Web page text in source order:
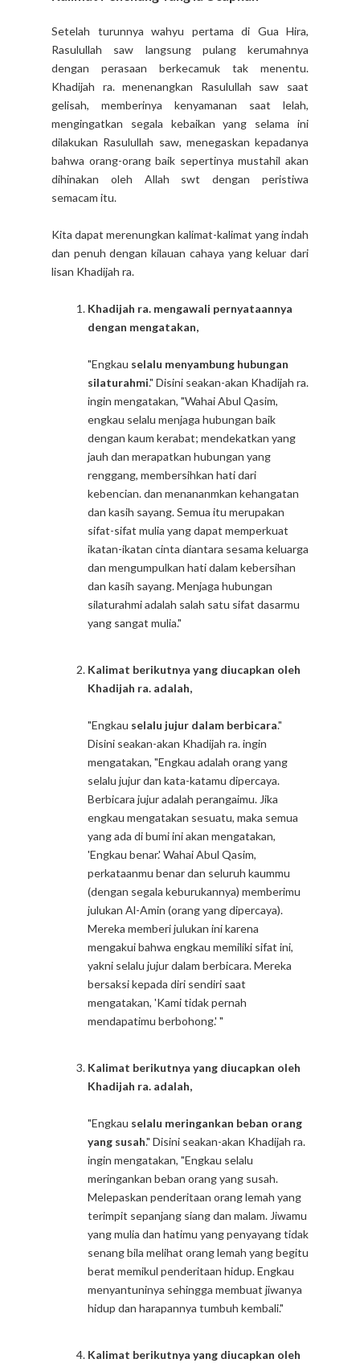
Setelah turunnya wahyu pertama di Gua Hira,
Rasulullah saw langsung pulang kerumahnya
dengan perasaan berkecamuk tak menentu.
Khadijah ra. menenangkan Rasulullah saw saat
gelisah, memberinya kenyamanan saat lelah,
mengingatkan segala kebaikan yang selama ini
dilakukan Rasulullah saw, menegaskan kepadanya
bahwa orang-orang baik sepertinya mustahil akan
dihinakan oleh Allah swt dengan peristiwa
semacam itu.
Kita dapat merenungkan kalimat-kalimat yang indah
dan penuh dengan kilauan cahaya yang keluar dari
lisan Khadijah ra.
Khadijah ra. mengawali pernyataannya
dengan mengatakan,
"Engkau selalu menyambung hubungan
silaturahmi." Disini seakan-akan Khadijah ra.
ingin mengatakan, "Wahai Abul Qasim,
engkau selalu menjaga hubungan baik
dengan kaum kerabat; mendekatkan yang
jauh dan merapatkan hubungan yang
renggang, membersihkan hati dari
kebencian. dan menananmkan kehangatan
dan kasih sayang. Semua itu merupakan
sifat-sifat mulia yang dapat memperkuat
ikatan-ikatan cinta diantara sesama keluarga
dan mengumpulkan hati dalam kebersihan
dan kasih sayang. Menjaga hubungan
silaturahmi adalah salah satu sifat dasarmu
yang sangat mulia."
Kalimat berikutnya yang diucapkan oleh
Khadijah ra. adalah,
"Engkau selalu jujur dalam berbicara."
Disini seakan-akan Khadijah ra. ingin
mengatakan, "Engkau adalah orang yang
selalu jujur dan kata-katamu dipercaya.
Berbicara jujur adalah perangaimu. Jika
engkau mengatakan sesuatu, maka semua
yang ada di bumi ini akan mengatakan,
'Engkau benar.' Wahai Abul Qasim,
perkataanmu benar dan seluruh kaummu
(dengan segala keburukannya) memberimu
julukan Al-Amin (orang yang dipercaya).
Mereka memberi julukan ini karena
mengakui bahwa engkau memiliki sifat ini,
yakni selalu jujur dalam berbicara. Mereka
bersaksi kepada diri sendiri saat
mengatakan, 'Kami tidak pernah
mendapatimu berbohong.' "
Kalimat berikutnya yang diucapkan oleh
Khadijah ra. adalah,
"Engkau selalu meringankan beban orang
yang susah." Disini seakan-akan Khadijah ra.
ingin mengatakan, "Engkau selalu
meringankan beban orang yang susah.
Melepaskan penderitaan orang lemah yang
terimpit sepanjang siang dan malam. Jiwamu
yang mulia dan hatimu yang penyayang tidak
senang bila melihat orang lemah yang begitu
berat memikul penderitaan hidup. Engkau
menyantuninya sehingga membuat jiwanya
hidup dan harapannya tumbuh kembali."
Kalimat berikutnya yang diucapkan oleh